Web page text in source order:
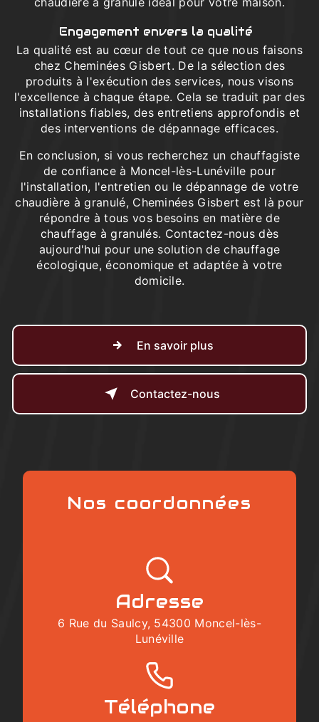
Engagement envers la qualité
La qualité est au cœur de tout ce que nous faisons
chez Cheminées Gisbert. De la sélection des
produits à l'exécution des services, nous visons
l'excellence à chaque étape. Cela se traduit par des
installations fiables, des entretiens approfondis et
des interventions de dépannage efficaces.
En conclusion, si vous recherchez un chauffagiste
de confiance à Moncel-lès-Lunéville pour
l'installation, l'entretien ou le dépannage de votre
chaudière à granulé, Cheminées Gisbert est là pour
répondre à tous vos besoins en matière de
chauffage à granulés. Contactez-nous dès
aujourd'hui pour une solution de chauffage
écologique, économique et adaptée à votre
domicile.
En savoir plus
Contactez-nous
Nos coordonnées
Adresse
6 Rue du Saulcy, 54300 Moncel-lès-
Lunéville
Téléphone